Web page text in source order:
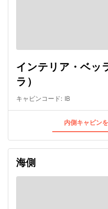
インテリア・ベッ
ラ）
キャビンコード: IB
内側キャビン
海側